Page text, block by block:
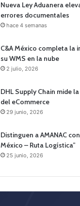
Nueva Ley Aduanera
errores documentales
hace 4 semanas
C&A México completa la
su WMS en la nube
2 julio, 2026
DHL Supply Chain mide
del eCommerce
29 junio, 2026
Distinguen a AMANAC
México – Ruta Logística”
25 junio, 2026